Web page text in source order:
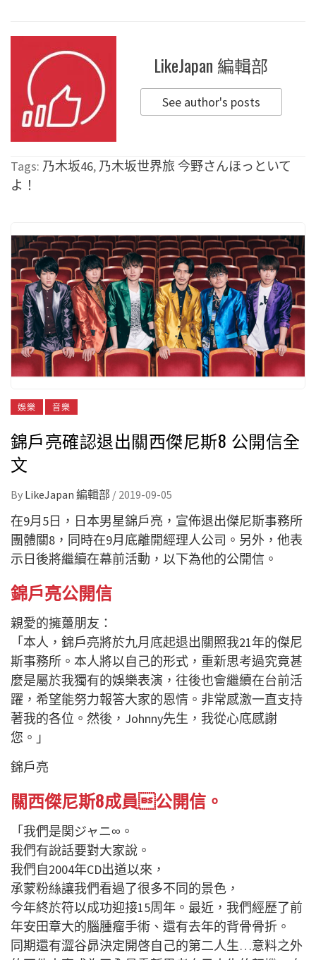
LikeJapan 編輯部
See author's posts
Tags: 乃木坂46, 乃木坂世界旅 今野さんほっといて
よ！
娛樂 音樂
錦戶亮確認退出關西傑尼斯8 公開信全
文
By LikeJapan 編輯部 / 2019-09-05
在9月5日，日本男星錦戶亮，宣佈退出傑尼斯事務所
團體關8，同時在9月底離開經理人公司。另外，他表
示日後將繼續在幕前活動，以下為他的公開信。
錦戶亮公開信
親愛的擁躉朋友：
「本人，錦戶亮將於九月底起退出關照我21年的傑尼
斯事務所。本人將以自己的形式，重新思考過究竟甚
麼是屬於我獨有的娛樂表演，往後也會繼續在台前活
躍，希望能努力報答大家的恩情。非常感激一直支持
著我的各位。然後，Johnny先生，我從心底感謝
您。」
錦戶亮
關西傑尼斯8成員公開信。
「我們是関ジャニ∞。
我們有說話要對大家說。
我們自2004年CD出道以來，
承蒙粉絲讓我們看過了很多不同的景色，
今年終於符以成功迎接15周年。最近，我們經歷了前
年安田章大的腦腫瘤手術、還有去年的背骨骨折。
同期還有澀谷昴決定開啓自己的第二人生…意料之外